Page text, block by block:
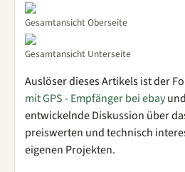
Gesamtansicht Oberseite
Gesamtansicht Unterseite
Auslöser dieses Artikels ist der
mit GPS - Empfänger bei ebay
entwickelnde Diskussion über
preiswerten und technisch
eigenen Projekten.